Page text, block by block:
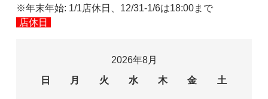
※年末年始: 1/1店休日、12/31-1/6は18:00まで
店休日
2026年8月
日
月 火 水 木 金 土